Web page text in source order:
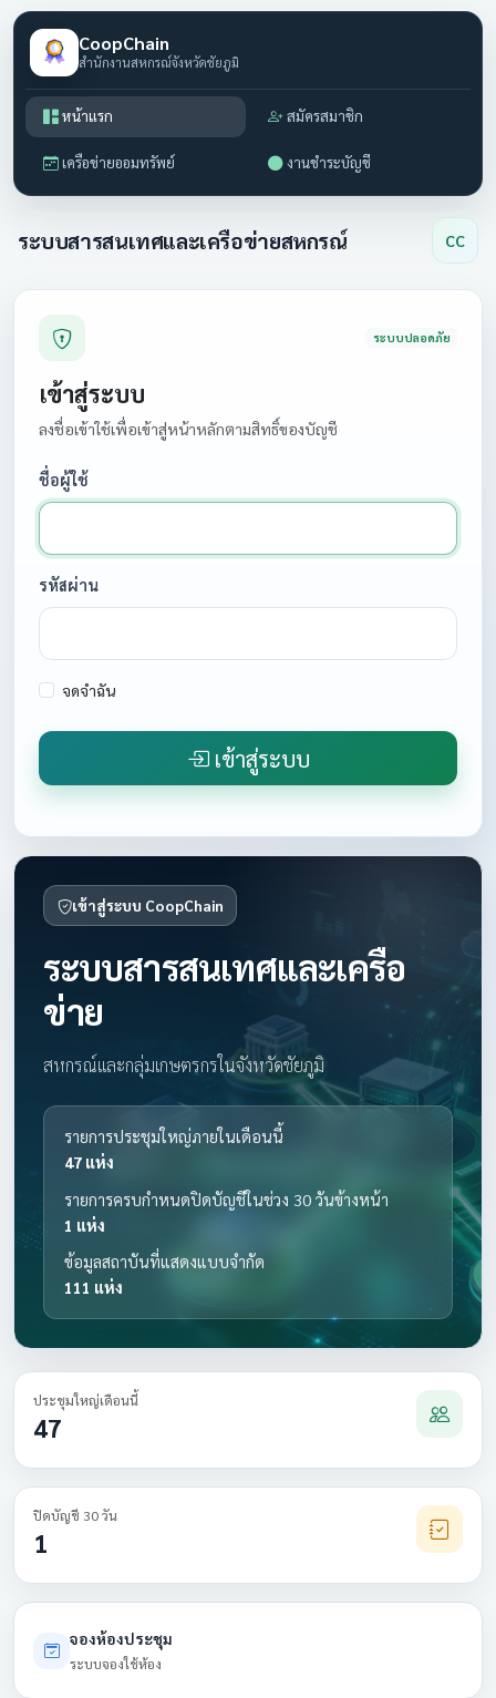
CoopChain
สำนักงานสหกรณ์จังหวัดชัยภูมิ
หน้าแรก สมัครสมาชิก
เครือข่ายออมทรัพย์ งานชำระบัญชี
ระบบสารสนเทศและเครือข่ายสหกรณ์ CC
ระบบปลอดภัย
เข้าสู่ระบบ
ลงชื่อเข้าใช้เพื่อเข้าสู่หน้าหลักตามสิทธิ์ของบัญชี
ชื่อผู้ใช้
รหัสผ่าน
จดจำฉัน
เข้าสู่ระบบ
เข้าสู่ระบบ CoopChain
ระบบสารสนเทศและเครือ
ข่าย
สหกรณ์และกลุ่มเกษตรกรในจังหวัดชัยภูมิ
รายการประชุมใหญ่ภายในเดือนนี้
47 แห่ง
รายการครบกำหนดปิดบัญชีในช่วง 30 วันข้างหน้า
1 แห่ง
ข้อมูลสถาบันที่แสดงแบบจำกัด
111 แห่ง
ประชุมใหญ่เดือนนี้
47
ปิดบัญชี 30 วัน
1
จองห้องประชุม
ระบบจองใช้ห้อง